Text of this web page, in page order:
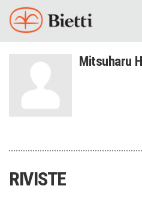
Mitsuharu
RIVISTE